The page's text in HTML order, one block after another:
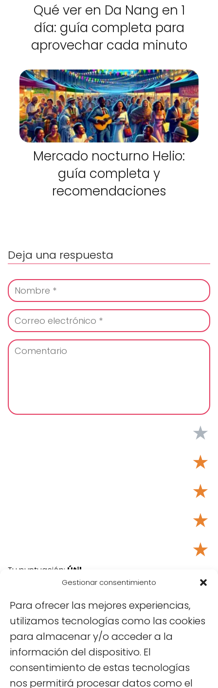
Gestionar consentimiento
Para ofrecer las mejores experiencias,
utilizamos tecnologías como las cookies
para almacenar y/o acceder a la
información del dispositivo. El
consentimiento de estas tecnologías
nos permitirá procesar datos como el
Qué ver en Da Nang en 1
día: guía completa para
aprovechar cada minuto
Mercado nocturno Helio:
guía completa y
recomendaciones
Deja una respuesta
★
★
★
★
★
Tu puntuación: Útil